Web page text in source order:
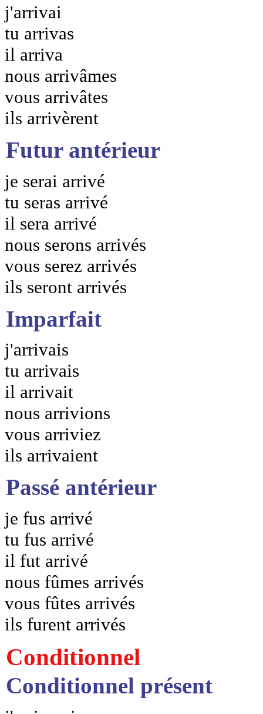
j'arrivai
tu arrivas
il arriva
nous arrivâmes
vous arrivâtes
ils arrivèrent
Futur antérieur
je serai arrivé
tu seras arrivé
il sera arrivé
nous serons arrivés
vous serez arrivés
ils seront arrivés
Imparfait
j'arrivais
tu arrivais
il arrivait
nous arrivions
vous arriviez
ils arrivaient
Passé antérieur
je fus arrivé
tu fus arrivé
il fut arrivé
nous fûmes arrivés
vous fûtes arrivés
ils furent arrivés
Conditionnel
Conditionnel présent